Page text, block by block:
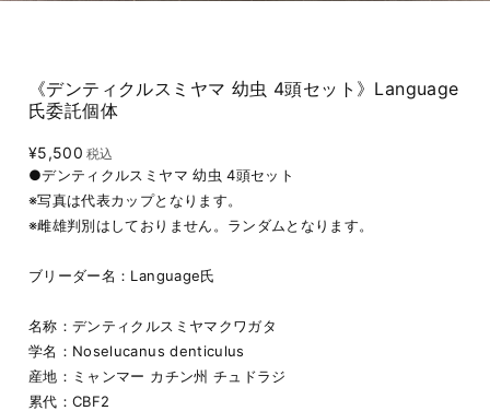
《デンティクルスミヤマ 幼虫 4頭セット》Language
氏委託個体
¥5,500 税込
●デンティクルスミヤマ 幼虫 4頭セット
※写真は代表カップとなります。
※雌雄判別はしておりません。ランダムとなります。
ブリーダー名：Language氏
名称：デンティクルスミヤマクワガタ
学名：Noselucanus denticulus
産地：ミャンマー カチン州 チュドラジ
累代：CBF2